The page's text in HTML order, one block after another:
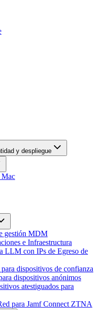
y despliegue
Mac
gestión MDM
e Infraestructura
LLM con IPs de Egreso de
dispositivos de confianza
dispositivos anónimos
atestiguados para
para Jamf Connect ZTNA